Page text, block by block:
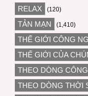
RELAX (120)
TẢN MẠN (1,410)
THẾ GIỚI CÔNG
THẾ GIỚI CỦA
THEO DÒNG
THEO DÒNG THỜI